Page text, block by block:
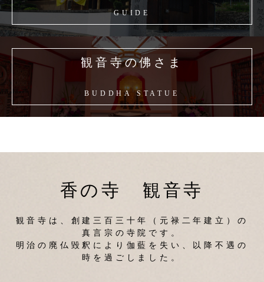
GUIDE
観音寺の佛さま
BUDDHA STATUE
香の寺 観音寺
観音寺は、創建三百三十年（元禄二年建立）の
真言宗の寺院です。
明治の廃仏毀釈により伽藍を失い、以降不遇の
時を過ごしました。